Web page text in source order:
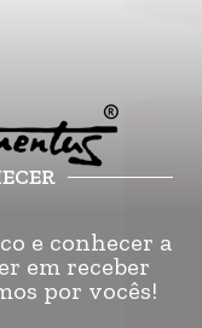
e conhecer a
em receber
por vocês!